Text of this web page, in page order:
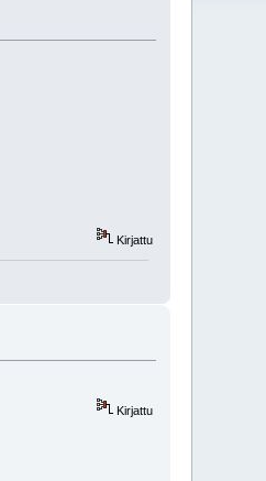
Kirjattu
Kirjattu